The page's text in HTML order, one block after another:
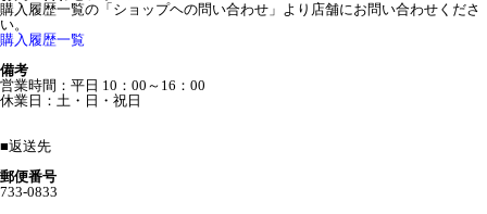
購入履歴一覧の「ショップヘの問い合わせ」より店舗にお問い合わせくださ
い。
購入履歴一覧
備考
営業時間：平日 10：00～16：00
休業日：土・日・祝日
■返送先
郵便番号
733-0833